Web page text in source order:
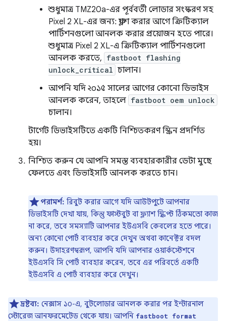
শুধুমাত্র TMZ20a-এর পূর্ববর্তী লোডার সংস্করণ সহ
Pixel 2 XL-এর জন্য: ফ্ল্যাশ করার আগে ক্রিটিক্যাল
পার্টিশনগুলো আনলক করার প্রয়োজন হতে পারে।
শুধুমাত্র Pixel 2 XL-এ ক্রিটিক্যাল পার্টিশনগুলো
আনলক করতে, fastboot flashing
unlock_critical চালান।
আপনি যদি ২০১৫ সালের আগের কোনো ডিভাইস
আনলক করেন, তাহলে fastboot oem unlock
চালান।
টার্গেট ডিভাইসটিতে একটি নিশ্চিতকরণ স্ক্রিন প্রদর্শিত
হয়।
নিশ্চিত করুন যে আপনি সমস্ত ব্যবহারকারীর ডেটা মুছে
ফেলতে এবং ডিভাইসটি আনলক করতে চান।
পরামর্শ: রিবুট করার আগে যদি আউটপুটে আপনার
ডিভাইসটি দেখা যায়, কিন্তু ফাস্টবুট বা ফ্ল্যাশ স্ক্রিপ্ট ঠিকমতো কাজ
না করে, তবে সমস্যাটি আপনার ইউএসবি কেবলের হতে পারে।
অন্য কোনো পোর্ট ব্যবহার করে দেখুন অথবা কানেক্টর বদল
করুন। উদাহরণস্বরূপ, আপনি যদি আপনার ওয়ার্কস্টেশনে
ইউএসবি সি পোর্ট ব্যবহার করেন, তবে এর পরিবর্তে একটি
ইউএসবি এ পোর্ট ব্যবহার করে দেখুন।
দ্রষ্টব্য: নেক্সাস ১০-এ, বুটলোডার আনলক করার পর ইন্টারনাল
স্টোরেজ আনফরমেটেড থেকে যায়। আপনি fastboot format